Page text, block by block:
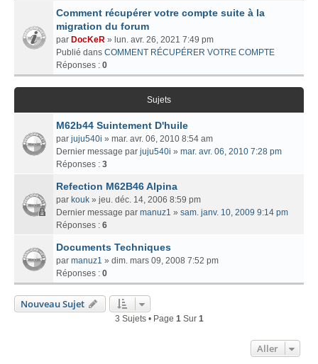
Comment récupérer votre compte suite à la
migration du forum
par DocKeR » lun. avr. 26, 2021 7:49 pm
Publié dans COMMENT RÉCUPÉRER VOTRE COMPTE
Réponses : 0
Sujets
M62b44 Suintement D'huile
par juju540i » mar. avr. 06, 2010 8:54 am
Dernier message par juju540i » mar. avr. 06, 2010 7:28 pm
Réponses : 3
Refection M62B46 Alpina
par kouk » jeu. déc. 14, 2006 8:59 pm
Dernier message par manuz1 » sam. janv. 10, 2009 9:14 pm
Réponses : 6
Documents Techniques
par manuz1 » dim. mars 09, 2008 7:52 pm
Réponses : 0
Nouveau Sujet
3 Sujets • Page 1Sur 1
Aller